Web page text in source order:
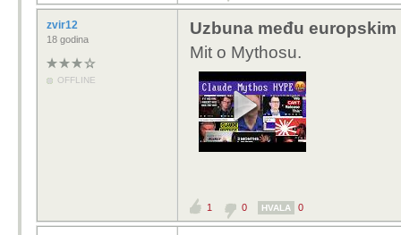
zvir12
18 godina
OFFLINE
Uzbuna među
Mit o Mythosu.
1 0 HVALA 0